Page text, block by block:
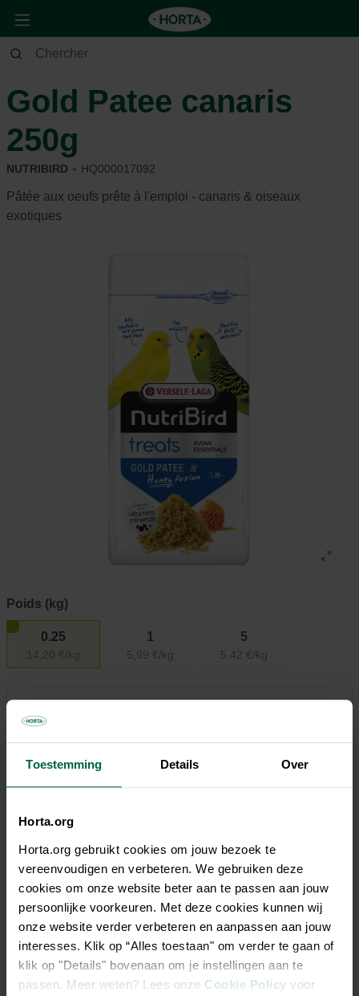
Toestemming Details Over
Horta.org
Horta.org gebruikt cookies om jouw bezoek te
vereenvoudigen en verbeteren. We gebruiken deze
cookies om onze website beter aan te passen aan jouw
persoonlijke voorkeuren. Met deze cookies kunnen wij
onze website verder verbeteren en aanpassen aan jouw
interesses. Klik op “Alles toestaan" om verder te gaan of
klik op "Details" bovenaan om je instellingen aan te
passen. Meer weten? Lees onze Cookie Policy voor
Animaux Oiseau d'ornement
Gold Patee canaris
250g
NUTRIBIRD HQ000017092
Pâtée aux oeufs prête à l'emploi - canaris & oiseaux
exotiques
Poids (kg)
0.25
14,20 €/kg
1
5,99 €/kg
5
5,42 €/kg
3,55 €
Pâtée aux oeufs prête à l'emploi - canaris & oiseaux
Bonne ingestion & rapport nutritionnel idéal: protéine 17%
& teneur grasse 16%